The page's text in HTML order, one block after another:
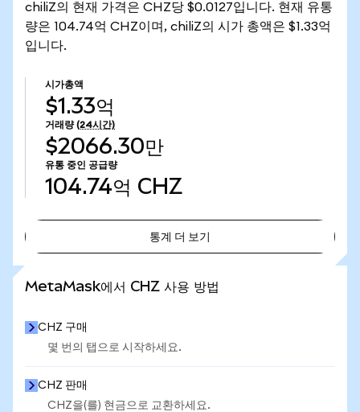
chiliZ의 현재 가격은 CHZ당 $0.0127입니다. 현재 유통
량은 104.74억 CHZ이며, chiliZ의 시가 총액은 $1.33억
입니다.
시가총액
$1.33억
거래량 (24시간)
$2066.30만
유통 중인 공급량
104.74억 CHZ
통계 더 보기
MetaMask에서 CHZ 사용 방법
CHZ 구매
몇 번의 탭으로 시작하세요.
CHZ 판매
CHZ을(를) 현금으로 교환하세요.